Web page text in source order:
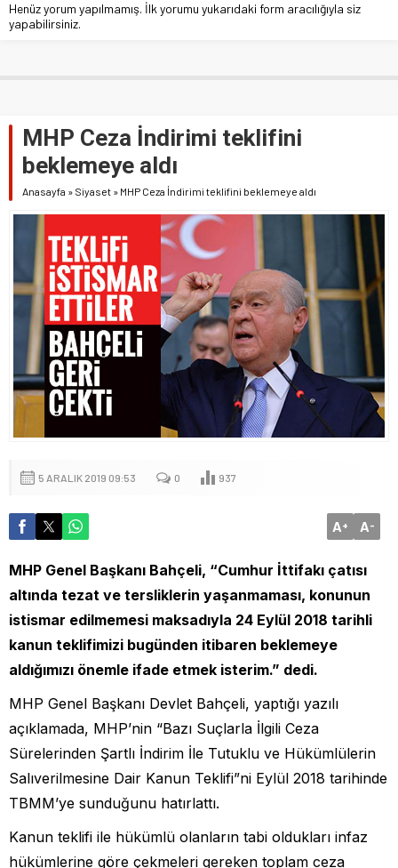
Henüz yorum yapılmamış. İlk yorumu yukarıdaki form aracılığıyla siz
yapabilirsiniz.
MHP Ceza İndirimi teklifini
beklemeye aldı
Anasayfa » Siyaset » MHP Ceza İndirimi teklifini beklemeye aldı
5 ARALIK 2019 09:53 0 937
A+ A-
MHP Genel Başkanı Bahçeli, “Cumhur İttifakı çatısı
altında tezat ve tersliklerin yaşanmaması, konunun
istismar edilmemesi maksadıyla 24 Eylül 2018 tarihli
kanun teklifimizi bugünden itibaren beklemeye
aldığımızı önemle ifade etmek isterim.” dedi.
MHP Genel Başkanı Devlet Bahçeli, yaptığı yazılı
açıklamada, MHP’nin “Bazı Suçlarla İlgili Ceza
Sürelerinden Şartlı İndirim İle Tutuklu ve Hükümlülerin
Salıverilmesine Dair Kanun Teklifi”ni Eylül 2018 tarihinde
TBMM’ye sunduğunu hatırlattı.
Kanun teklifi ile hükümlü olanların tabi oldukları infaz
hükümlerine göre çekmeleri gereken toplam ceza